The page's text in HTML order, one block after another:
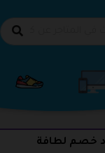
خصم لطافة